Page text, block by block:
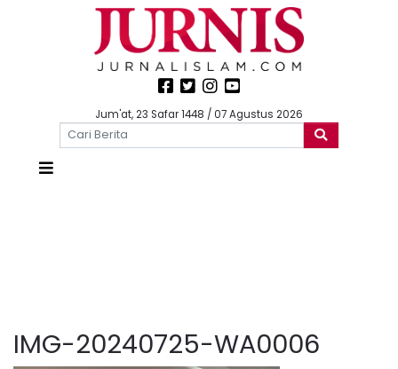
Jum'at, 23 Safar 1448 / 07 Agustus 2026
IMG-20240725-WA0006